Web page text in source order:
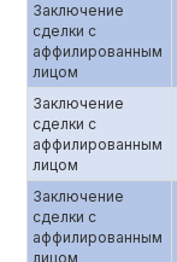
Заключение
сделки с
аффилированным
лицом
Заключение
сделки с
аффилированным
лицом
Заключение
сделки с
аффилированным
лицом